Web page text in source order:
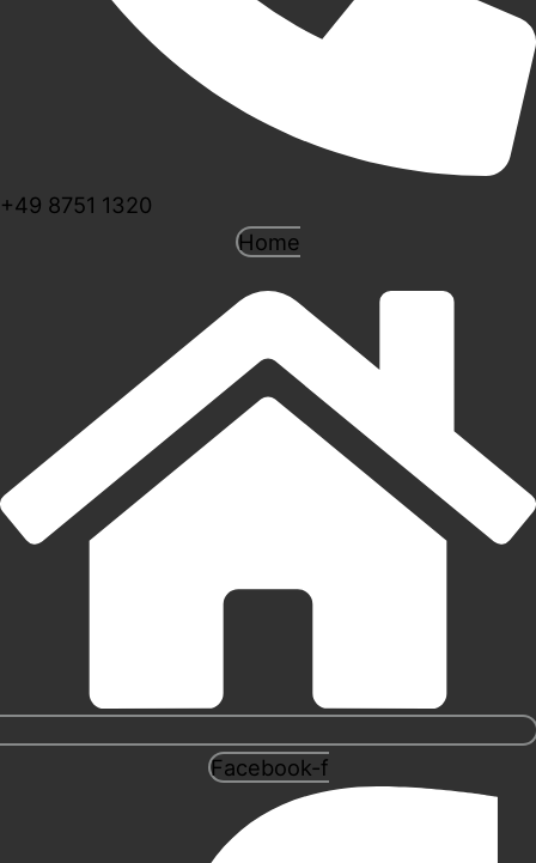
+49 8751 1320
Home
Facebook-f